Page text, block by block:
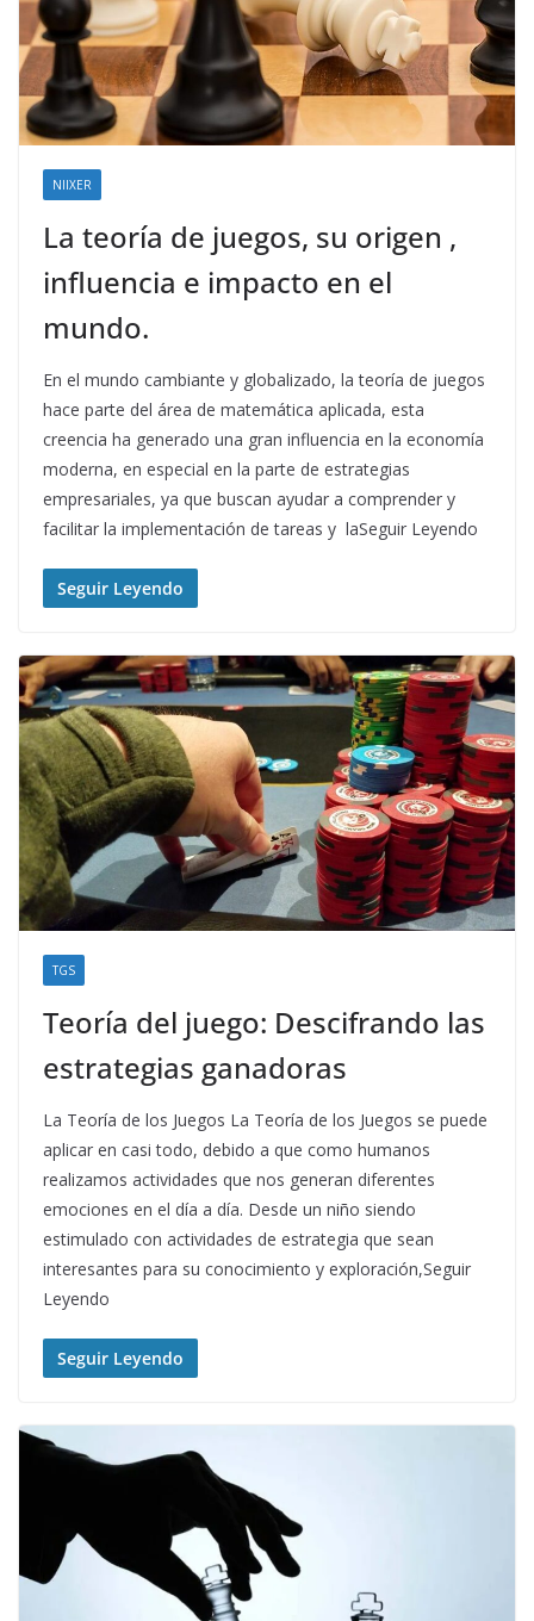
NIIXER
La teoría de juegos, su origen ,
influencia e impacto en el
mundo.
En el mundo cambiante y globalizado, la teoría de juegos
hace parte del área de matemática aplicada, esta
creencia ha generado una gran influencia en la economía
moderna, en especial en la parte de estrategias
empresariales, ya que buscan ayudar a comprender y
facilitar la implementación de tareas y laSeguir Leyendo
Seguir Leyendo
TGS
Teoría del juego: Descifrando las
estrategias ganadoras
La Teoría de los Juegos La Teoría de los Juegos se puede
aplicar en casi todo, debido a que como humanos
realizamos actividades que nos generan diferentes
emociones en el día a día. Desde un niño siendo
estimulado con actividades de estrategia que sean
interesantes para su conocimiento y exploración,Seguir
Leyendo
Seguir Leyendo